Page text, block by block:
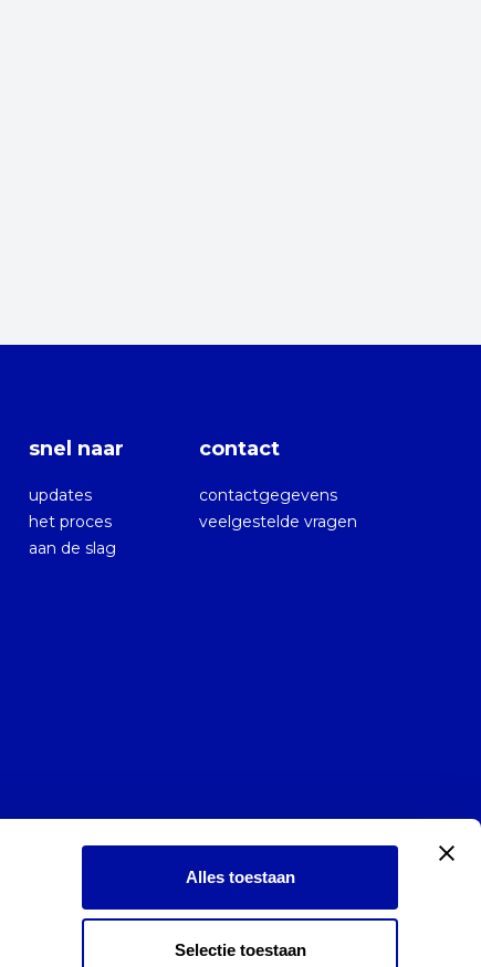
Alles toestaan
Selectie toestaan
snel naar
updates
het proces
aan de slag
contact
contactgegevens
veelgestelde vragen